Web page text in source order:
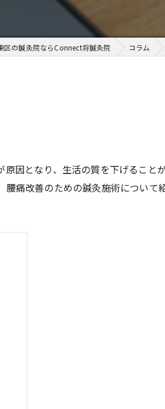
区の鍼灸院ならConnect将鍼灸院 コラム
因となり、生活の質を下げること
痛改善のための鍼灸施術について紹